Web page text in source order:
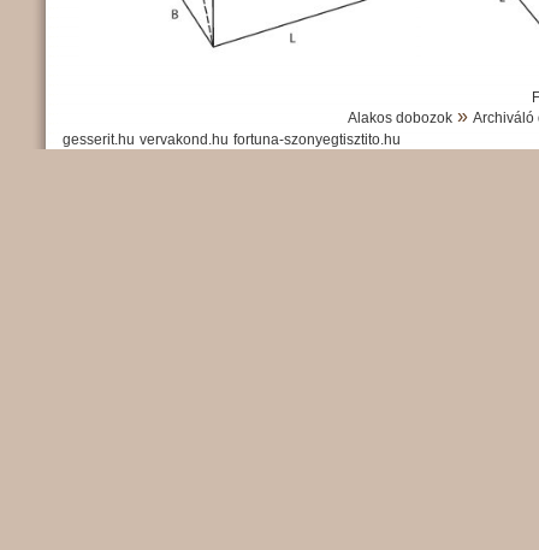
Alakos dobozok » Archiváló
gesserit.hu vervakond.hu fortuna-szonyegtisztito.hu